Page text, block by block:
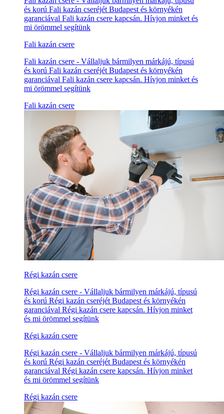
és korú Fali kazán cseréjét Budapest és környékén
garanciával Fali kazán csere kapcsán. Hívjon minket és
mi örömmel segítünk
Fali kazán csere
Fali kazán csere - Vállaljuk bármilyen márkájú, típusú
és korú Fali kazán cseréjét Budapest és környékén
garanciával Fali kazán csere kapcsán. Hívjon minket és
mi örömmel segítünk
Fali kazán csere
Régi kazán csere
Régi kazán csere - Vállaljuk bármilyen márkájú, típusú
és korú Régi kazán cseréjét Budapest és környékén
garanciával Régi kazán csere kapcsán. Hívjon minket
és mi örömmel segítünk
Régi kazán csere
Régi kazán csere - Vállaljuk bármilyen márkájú, típusú
és korú Régi kazán cseréjét Budapest és környékén
garanciával Régi kazán csere kapcsán. Hívjon minket
és mi örömmel segítünk
Régi kazán csere